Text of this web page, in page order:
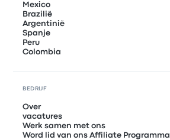
Mexico
Brazilië
Argentinië
Spanje
Peru
Colombia
BEDRIJF
Over
vacatures
Werk samen met ons
Word lid van ons Affiliate Programma